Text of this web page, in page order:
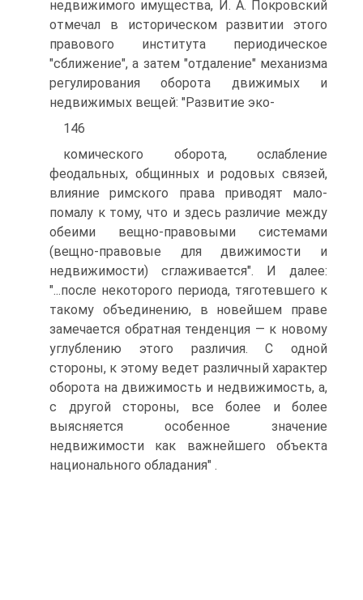
недвижимого имущества, И. А. Покровский
отмечал в историческом развитии этого
правового института периодическое
"сближение", а затем "отдаление" механизма
регулирования оборота движимых и
недвижимых вещей: "Развитие эко-
146
комического оборота, ослабление
феодальных, общинных и родовых связей,
влияние римского права приводят мало-
помалу к тому, что и здесь различие между
обеими вещно-правовыми системами
(вещно-правовые для движимости и
недвижимости) сглаживается". И далее:
"...после некоторого периода, тяготевшего к
такому объединению, в новейшем праве
замечается обратная тенденция — к новому
углублению этого различия. С одной
стороны, к этому ведет различный характер
оборота на движимость и недвижимость, а,
с другой стороны, все более и более
выясняется особенное значение
недвижимости как важнейшего объекта
национального обладания" .